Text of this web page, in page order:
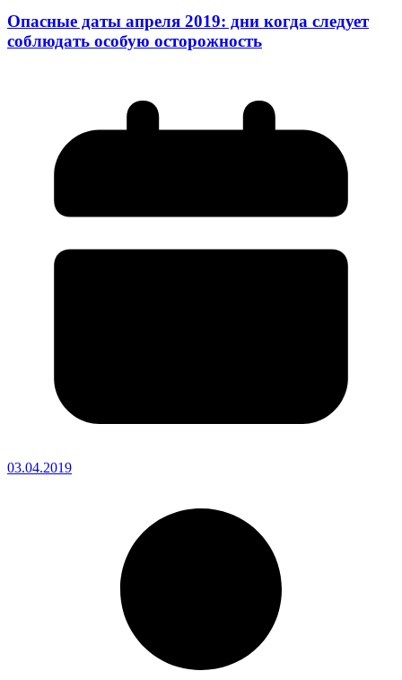
Опасные даты апреля 2019: дни когда следует
соблюдать особую осторожность
03.04.2019